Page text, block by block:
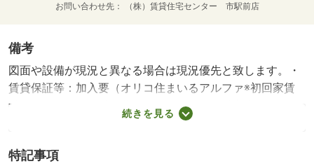
お問い合わせ先 （株）賃貸住宅センター 市駅前店
備考
図面や設備が現況と異なる場合は現況優先と致します。・
賃貸保証等：加入要（オリコ住まいるアルファ※初回家賃
総額５０％、月額総額費用の１％／月）・鍵交換代：あり
１１，０００円～・★都市ガス賃貸物件★ インターネッ
備！ クローゼット２ヶ所ありで収納力アップ☆ 初期費
続きを見る
特記事項